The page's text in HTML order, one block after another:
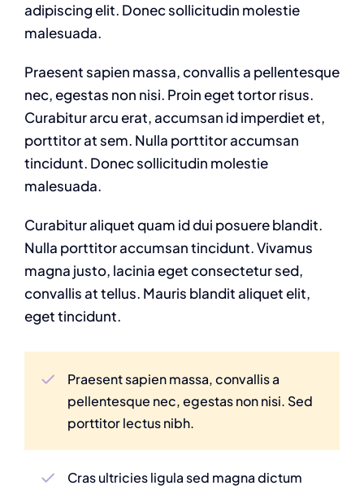
adipiscing elit. Donec sollicitudin molestie
malesuada.
Praesent sapien massa, convallis a pellentesque
nec, egestas non nisi. Proin eget tortor risus.
Curabitur arcu erat, accumsan id imperdiet et,
porttitor at sem. Nulla porttitor accumsan
tincidunt. Donec sollicitudin molestie
malesuada.
Curabitur aliquet quam id dui posuere blandit.
Nulla porttitor accumsan tincidunt. Vivamus
magna justo, lacinia eget consectetur sed,
convallis at tellus. Mauris blandit aliquet elit,
eget tincidunt.
Praesent sapien massa, convallis a
pellentesque nec, egestas non nisi. Sed
porttitor lectus nibh.
Cras ultricies ligula sed magna dictum